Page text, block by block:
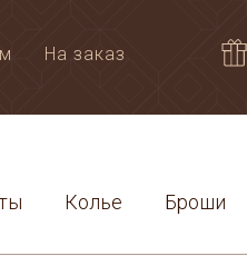
На заказ
Колье Броши